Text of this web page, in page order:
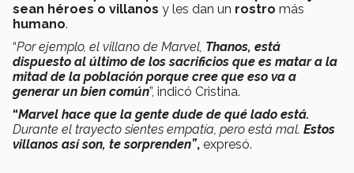
sean héroes o villanos y les dan un rostro más
humano.
“Por ejemplo, el villano de Marvel, Thanos, está
dispuesto al último de los sacrificios que es matar a la
mitad de la población porque cree que eso va a
generar un bien común”, indicó Cristina.
“Marvel hace que la gente dude de qué lado está.
Durante el trayecto sientes empatía, pero está mal. Estos
villanos así son, te sorprenden”, expresó.